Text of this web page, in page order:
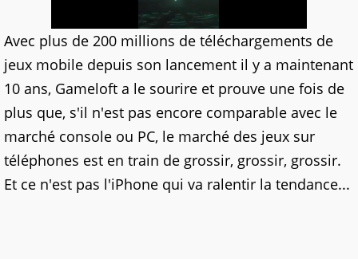
Avec plus de 200 millions de téléchargements de
jeux mobile depuis son lancement il y a maintenant
10 ans, Gameloft a le sourire et prouve une fois de
plus que, s'il n'est pas encore comparable avec le
marché console ou PC, le marché des jeux sur
téléphones est en train de grossir, grossir, grossir.
Et ce n'est pas l'iPhone qui va ralentir la tendance...